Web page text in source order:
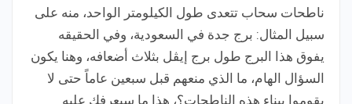
ناطحات سحاب تتعدى طول الكيلومتر الواحد، منه على
سبيل المثال: برج جدة في السعودية، وفي الحقيقه
يفوق هذا البرج طول برج إيڤل بثلاث أضعافه، وهنا يكون
السؤال الهام، ما الذي منعهم قبل سبعين عاماً حتى لا
يقوموا ببناء هذه الناطحات؟، هذا ما سيعرفك عليه